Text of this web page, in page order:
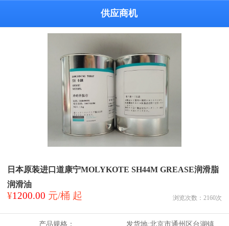
供应商机
日本原装进口道康宁MOLYKOTE SH44M GREASE润滑脂
润滑油
¥1200.00 元/桶 起 浏览次数： 2160次
产品规格： 发货地:北京市通州区台湖镇